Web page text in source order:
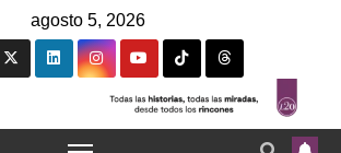
agosto 5, 2026